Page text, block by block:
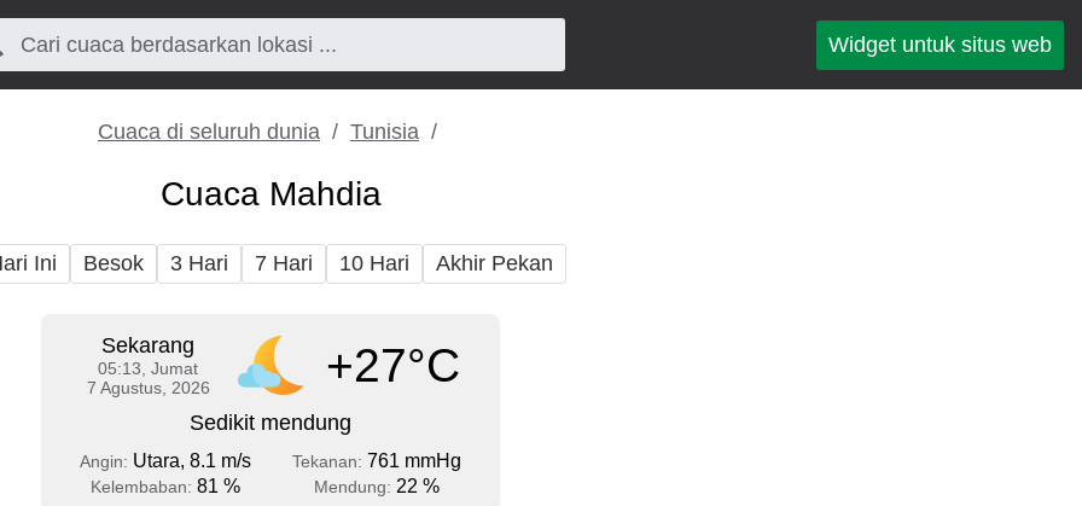
Widget untuk situs web
Cuaca di seluruh dunia Tunisia
Cuaca Mahdia
Ini Besok 3 Hari 7 Hari 10 Hari Akhir Pekan
Sekarang
05:13, Jumat
7 Agustus, 2026
+27°C
Sedikit mendung
Angin: Utara, 8.1 m/s Tekanan: 761 mmHg
Kelembaban: 81 % Mendung: 22 %